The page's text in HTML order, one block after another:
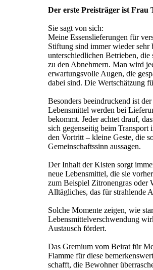
Der erste Preisträger ist Frau
Sie sagt von sich:
Meine Essenslieferungen für
Stiftung sind immer wieder
unterschiedlichen Betrieben,
zu den Abnehmern. Man wird
erwartungsvolle Augen, die
dabei sind. Die Wertschätzung
Besonders beeindruckend ist
Lebensmittel werden bei
bekommt. Jeder achtet drauf,
sich gegenseitig beim Transport
den Vortritt – kleine Geste, die
Gemeinschaftssinn aussagen.
Der Inhalt der Kisten sorgt
neue Lebensmittel, die sie
zum Beispiel Zitronengras oder
Alltägliches, das für strahlende
Solche Momente zeigen, wie
Lebensmittelverschwendung
Austausch fördert.
Das Gremium vom Beirat für
Flamme für diese
schafft, die Bewohner